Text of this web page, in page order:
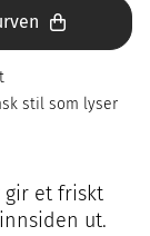
stil som lyser
gir et friskt
ut.